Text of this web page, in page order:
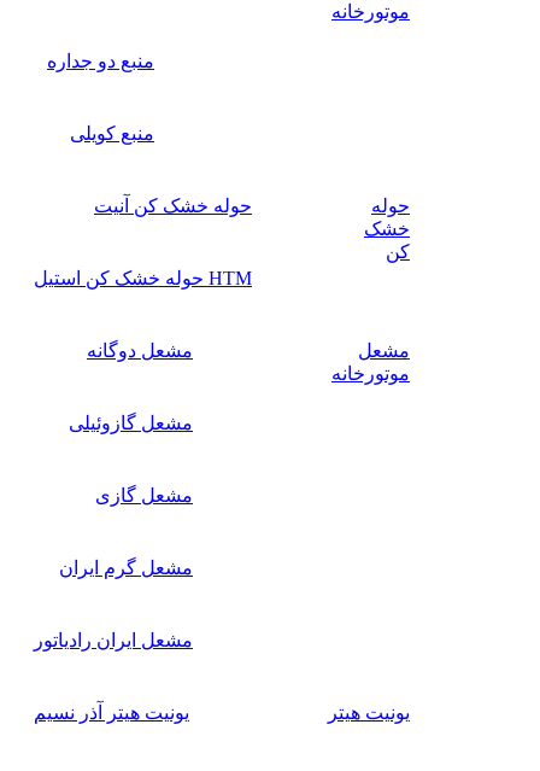
موتورخانه
منبع دو جداره
منبع کویلی
حوله
خشک
کن
حوله خشک کن آنیت
HTM حوله خشک کن استیل
مشعل
موتورخانه
مشعل دوگانه
مشعل گازوئیلی
مشعل گازی
مشعل گرم ایران
مشعل ایران رادیاتور
یونیت هیتر یونیت هیتر آذر نسیم